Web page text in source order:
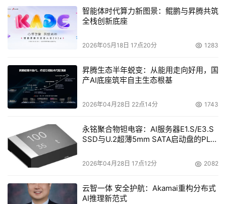
computing，这些技术推动了服务计算应用模式的兴起。
2006年，服务器作为不可缺少的有机载体，将进一步实现
以服务计算为形式，以瘦客户端计算为基础，以普适计算为
目标的计算融合。能力服务器作为服务计算应用模式的一
本文来源于DOIT传媒，文章内容仅供参考，不构成投资建议。
智能体时代算力新图景：鲲鹏与昇腾共筑
全栈创新底座
2026年05月18日 17点20分 1283
昇腾生态半年蜕变：从能用走向好用，国
产AI底座筑牢自主生态根基
2026年04月28日 22点14分 1743
永铭聚合物钽电容：AI服务器E1.S/E3.S
SSD与U.2超薄5mm SATA启动盘的PLP
2026年04月28日 17点12分 2082
云智一体 安全护航：Akamai重构分布式
AI推理新范式